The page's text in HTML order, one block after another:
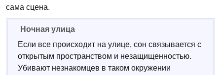
сама сцена.
Ночная улица
Если все происходит на улице, сон связывается с
открытым пространством и незащищенностью.
Убивают незнакомцев в таком окружении